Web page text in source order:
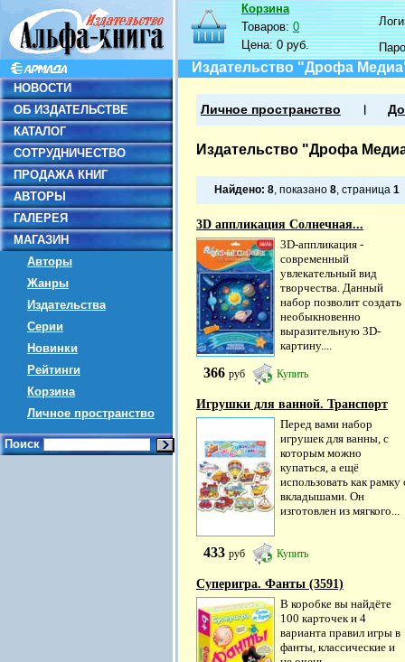
НОВОСТИ
ОБ ИЗДАТЕЛЬСТВЕ
КАТАЛОГ
СОТРУДНИЧЕСТВО
ПРОДАЖА КНИГ
АВТОРЫ
ГАЛЕРЕЯ
МАГАЗИН
Авторы
Жанры
Издательства
Серии
Новинки
Рейтинги
Корзина
Личное пространство
Поиск
Корзина
Товаров:0
Цена:0 руб.
Издательство "Дрофа
Личное пространство
Издательство "Дрофа
Найдено: 8, показано 8, страница 1
3D аппликация Солнечная...
3D-аппликация -
современный
увлекательный вид
творчества. Данный
набор позволит создать
необыкновенно
выразительную 3D-
картину....
366 руб Купить
Игрушки для ванной. Транспорт
Перед вами набор
игрушек для ванны, с
которым можно
купаться, а ещё
использовать как рамку
вкладышами. Он
изготовлен из мягкого...
433 руб Купить
Суперигра. Фанты (3591)
В коробке вы найдёте
100 карточек и 4
варианта правил игры в
фанты, классические и